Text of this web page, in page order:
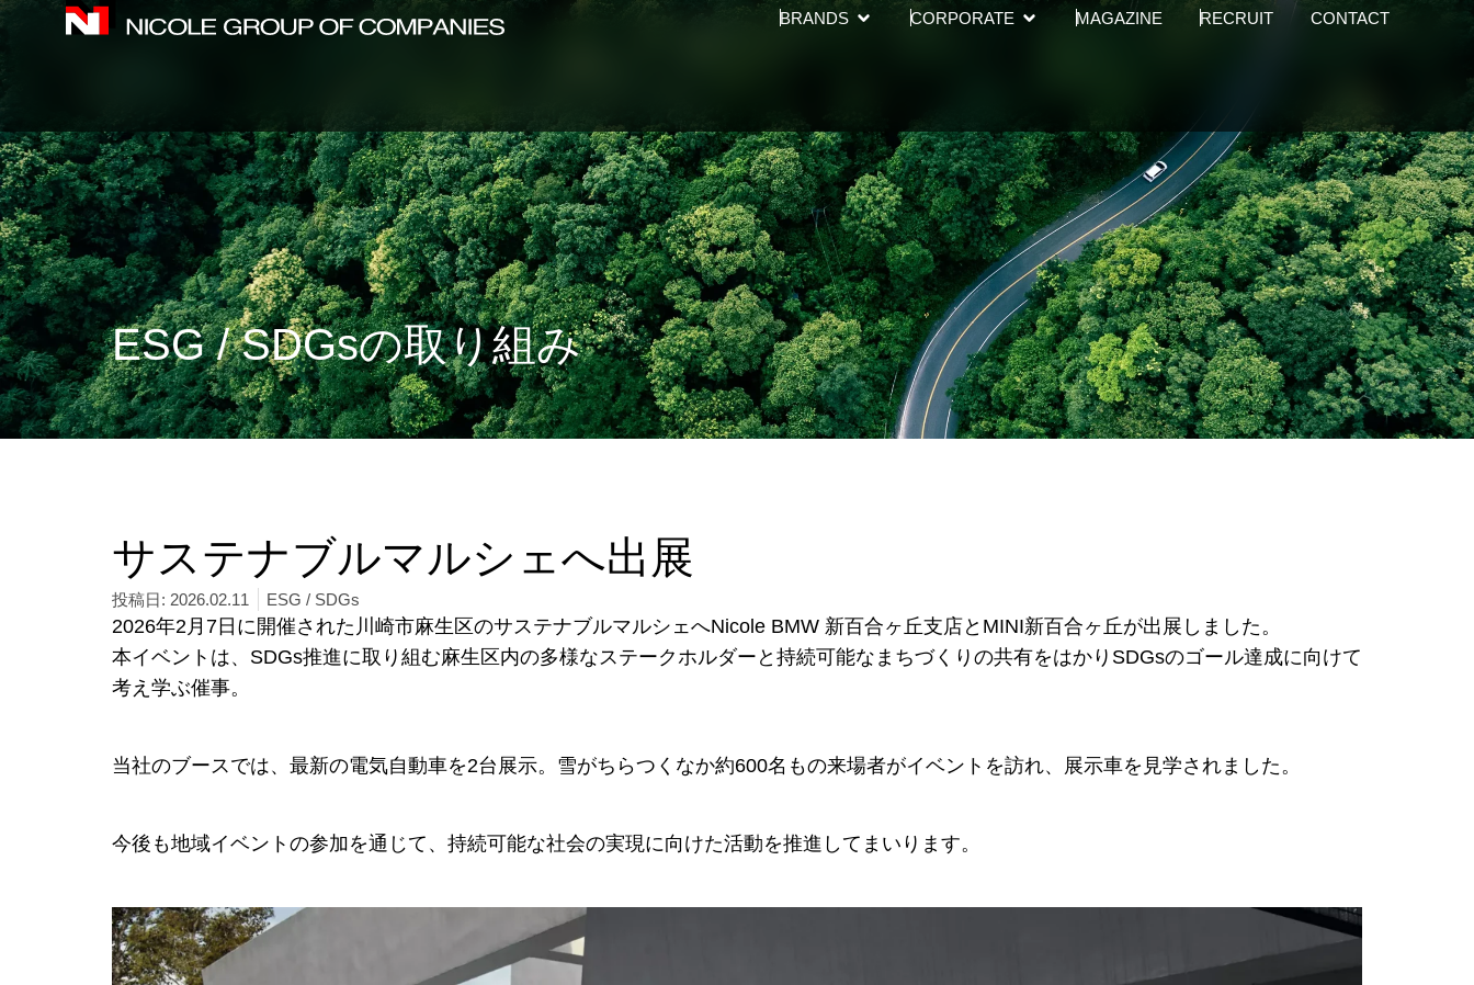
内
を
キ
ッ
プ
BRANDS Open BRANDS
CORPORATE Open CORPORATE
MAGAZINE RECRUIT CONTACT
ESG / SDGsの取り組み
サステナブルマルシェへ出展
投稿日: 2026.02.11 ESG / SDGs
2026年2月7日に開催された川崎市麻生区のサステナブルマルシェへNicole BMW 新百合ヶ丘支店とMINI新百合ヶ丘が出展しました。
本イベントは、SDGs推進に取り組む麻生区内の多様なステークホルダーと持続可能なまちづくりの共有をはかりSDGsのゴール達成に向けて
考え学ぶ催事。
当社のブースでは、最新の電気自動車を2台展示。雪がちらつくなか約600名もの来場者がイベントを訪れ、展示車を見学されました。
今後も地域イベントの参加を通じて、持続可能な社会の実現に向けた活動を推進してまいります。